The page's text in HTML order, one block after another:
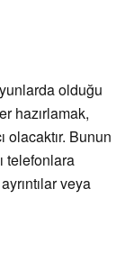
olduğu
hazırlamak,
olacaktır. Bunun
telefonlara
veya